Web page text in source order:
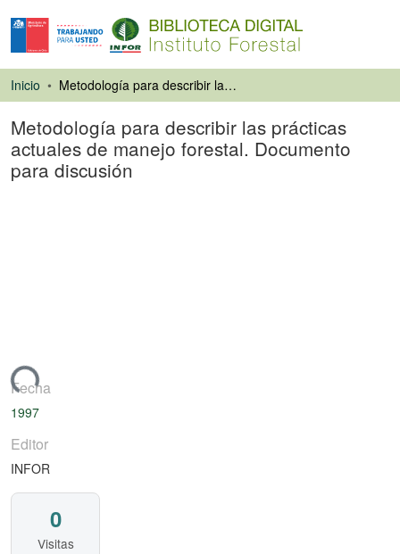
Inicio Metodología para describir las prácticas actuales de manejo forestal. Documento para discusión
Metodología para describir las prácticas
actuales de manejo forestal. Documento
para discusión
Fecha
1997
Editor
INFOR
0
Visitas